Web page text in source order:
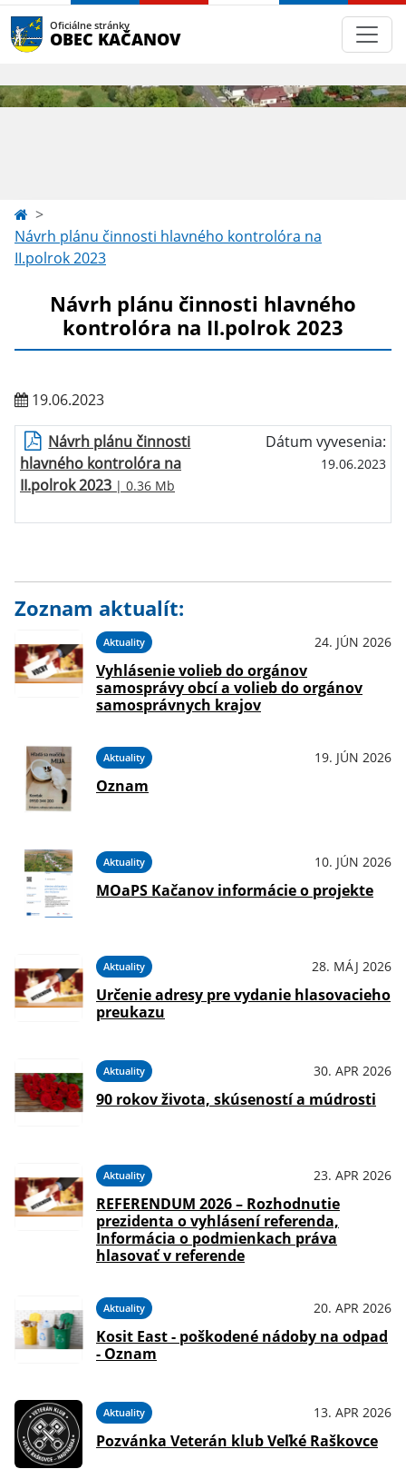
Oficiálne stránky
OBEC KAČANOV
Návrh plánu činnosti hlavného kontrolóra na
II.polrok 2023
Návrh plánu činnosti hlavného
kontrolóra na II.polrok 2023
19.06.2023
Návrh plánu činnosti
hlavného kontrolóra na
II.polrok 2023 | 0.36 Mb
Dátum vyvesenia:
19.06.2023
Zoznam aktualít:
Aktuality 24. JÚN 2026
Vyhlásenie volieb do orgánov
samosprávy obcí a volieb do orgánov
samosprávnych krajov
Aktuality 19. JÚN 2026
Oznam
Aktuality 10. JÚN 2026
MOaPS Kačanov informácie o projekte
Aktuality 28. MÁJ 2026
Určenie adresy pre vydanie hlasovacieho
preukazu
Aktuality 30. APR 2026
90 rokov života, skúseností a múdrosti
Aktuality 23. APR 2026
REFERENDUM 2026 – Rozhodnutie
prezidenta o vyhlásení referenda,
Informácia o podmienkach práva
hlasovať v referende
Aktuality 20. APR 2026
Kosit East - poškodené nádoby na odpad
- Oznam
Aktuality 13. APR 2026
Pozvánka Veterán klub Veľké Raškovce